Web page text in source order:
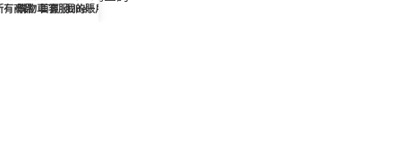
有商品購物車首頁客服Line
我的賬戶